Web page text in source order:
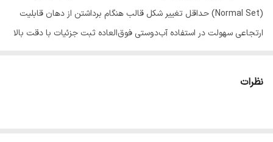
(Normal Set) حداقل تغییر شکل قالب هنگام برداشتن از دهان قابلیت
ارتجاعی سهولت در استفاده آب‌دوستی فوق‌العاده ثبت جزئیات با دقت بالا
نظرات